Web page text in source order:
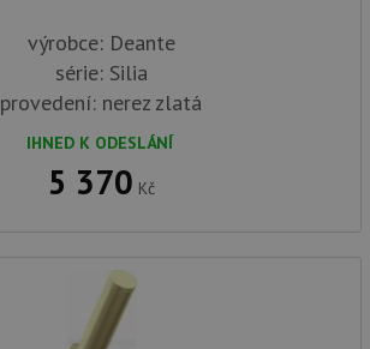
výrobce: Deante
série: Silia
provedení: nerez zlatá
IHNED K ODESLÁNÍ
5 370 Kč